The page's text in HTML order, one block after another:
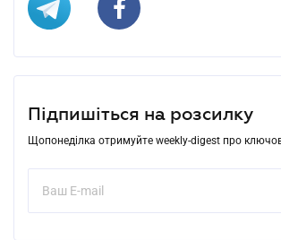
Підпишіться на розсилку
Щопонеділка отримуйте weekly-digest про ключові